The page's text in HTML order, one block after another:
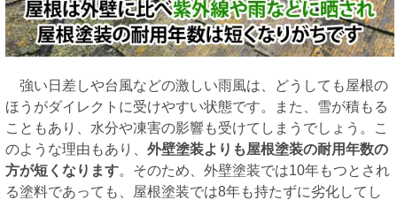
強い日差しや台風などの激しい雨風は、どうしても屋根の
ほうがダイレクトに受けやすい状態です。また、雪が積もる
こともあり、水分や凍害の影響も受けてしまうでしょう。こ
のような理由もあり、 外壁塗装よりも屋根塗装の耐用年数の
方が短くなります。そのため、外壁塗装では10年もつとされ
る塗料であっても、屋根塗装では8年も持たずに劣化してし